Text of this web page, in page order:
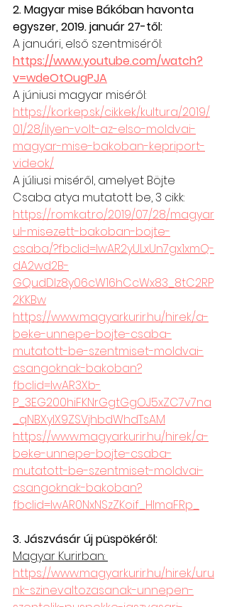
2. Magyar mise Bákóban havonta
egyszer, 2019. január 27-től:
A januári, első szentmiséről:
https://www.youtube.com/watch?
v=wdeOtOugPJA
A júniusi magyar miséről:
https://korkep.sk/cikkek/kultura/2019/
01/28/ilyen-volt-az-elso-moldvai-
magyar-mise-bakoban-kepriport-
videok/
A júliusi miséről, amelyet Böjte
Csaba atya mutatott be, 3 cikk:
https://romkat.ro/2019/07/28/magyar
ul-misezett-bakoban-bojte-
csaba/?fbclid=IwAR2yULxUn7gx1xmQ-
dA2wd2B-
GQudDIz8y06cW16hCcWx83_8tC2RP
2KKBw
https://www.magyarkurir.hu/hirek/a-
beke-unnepe-bojte-csaba-
mutatott-be-szentmiset-moldvai-
csangoknak-bakoban?
fbclid=IwAR3Xb-
P_3EG200hiFKNrGgtGgOJ5xZC7v7na
_qNBXylX9ZSVjhbdWhdTsAM
https://www.magyarkurir.hu/hirek/a-
beke-unnepe-bojte-csaba-
mutatott-be-szentmiset-moldvai-
csangoknak-bakoban?
fbclid=IwAR0NxNSzZKoif_HlmaFRp_
3. Jászvásár új püspökéről:
Magyar Kurirban:
https://www.magyarkurir.hu/hirek/uru
nk-szinevaltozasanak-unnepen-